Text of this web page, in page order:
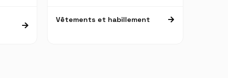
Vêtements et habillement